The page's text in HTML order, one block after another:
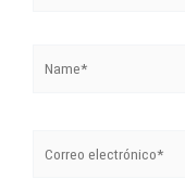
electrónico*